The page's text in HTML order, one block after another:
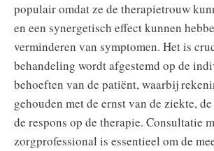
populair omdat ze de therapietrouw
en een synergetisch effect kunnen
verminderen van symptomen. Het is
behandeling wordt afgestemd op de
behoeften van de patiënt, waarbij
gehouden met de ernst van de ziekte,
de respons op de therapie. Consultatie
zorgprofessional is essentieel om de